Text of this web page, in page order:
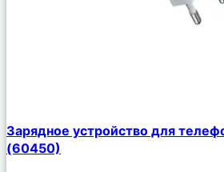
Описание
Избранное
Зарядное устройство для
(60450)